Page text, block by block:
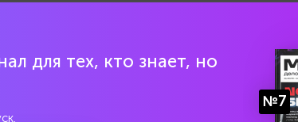
для тех, кто знает, но
№7